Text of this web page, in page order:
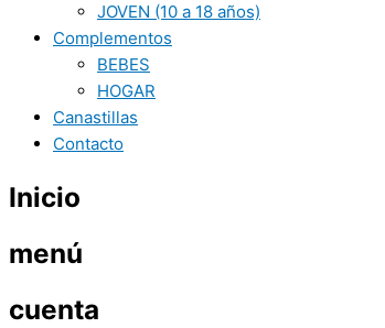
JOVEN (10 a 18 años)
Complementos
BEBES
HOGAR
Canastillas
Contacto
Inicio
menú
cuenta